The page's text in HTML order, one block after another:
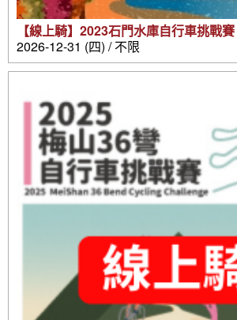
【線上騎】2023石門水庫自行車挑戰賽
2026-12-31 (四) / 不限